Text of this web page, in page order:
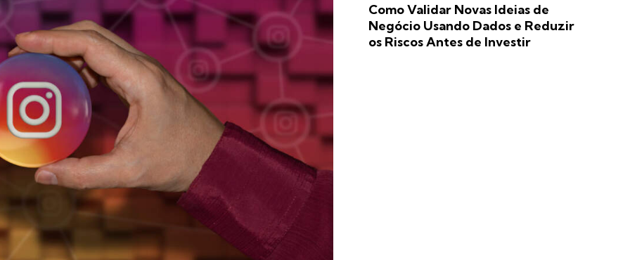
Como Validar Novas Ideias de
Negócio Usando Dados e Reduzir
os Riscos Antes de Investir